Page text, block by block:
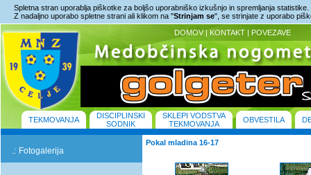
Spletna stran uporablja piškotke za boljšo uporabniško izkušnjo in spremljanja statistike.
Z nadaljno uporabo spletne strani ali klikom na "Strinjam se", se strinjate z uporabo
DOMOV | KONTAKT | POVEZAVE
TEKMOVANJA
DISCIPLINSKI
SODNIK
SKLEPI VODSTVA
TEKMOVANJA
OBVESTILA
.: Fotogalerija
Pokal mladina 16-17